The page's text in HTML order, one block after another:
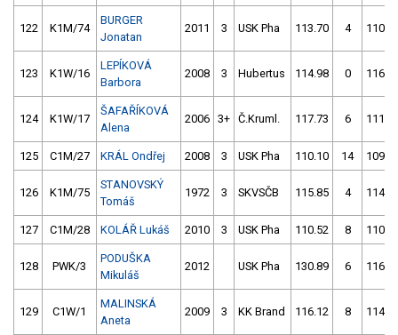
122 K1M/74
BURGER
Jonatan
2011 3 USK Pha 113.70 4
123 K1W/16
LEPÍKOVÁ
Barbora
2008 3 Hubertus 114.98 0
124 K1W/17
ŠAFAŘÍKOVÁ
Alena
2006 3+ Č.Kruml. 117.73 6
125 C1M/27 KRÁL Ondřej 2008 3 USK Pha 110.10 14
126 K1M/75
STANOVSKÝ
Tomáš
1972 3 SKVSČB 115.85 4
127 C1M/28 KOLÁŘ Lukáš 2010 3 USK Pha 110.52 8
128 PWK/3
PODUŠKA
Mikuláš
2012 USK Pha 130.89 6
129 C1W/1
MALINSKÁ
Aneta
2009 3 KK Brand 116.12 8